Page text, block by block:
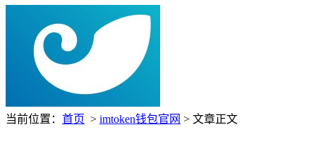
当前位置： 首页 > imtoken钱包官网 > 文章正文